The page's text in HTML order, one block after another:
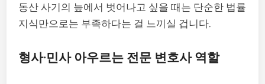
동산 사기의 늪에서 벗어나고 싶을 때는 단순한 법률
지식만으로는 부족하다는 걸 느끼실 겁니다.
형사·민사 아우르는 전문 변호사 역할